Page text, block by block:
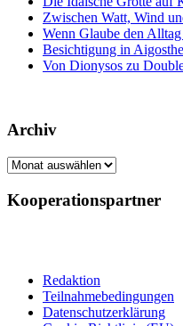
Zwischen Watt, Wind
Wenn Glaube den
Besichtigung in
Von Dionysos zu
Archiv
Archiv
Kooperationspartner
Redaktion
Teilnahmebedingungen
Datenschutzerklärung